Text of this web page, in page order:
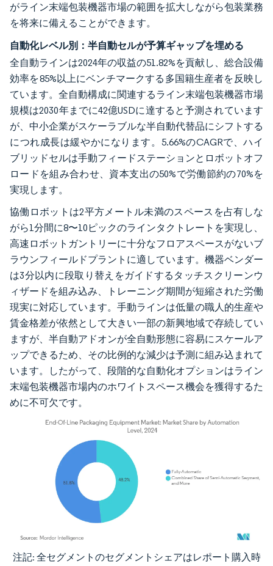
がライン末端包装機器市場の範囲を拡大しながら包装業務
を将来に備えることができます。
自動化レベル別：半自動セルが予算ギャップを埋める
全自動ラインは2024年の収益の51.82%を貢献し、総合設備
効率を85%以上にベンチマークする多国籍生産者を反映し
ています。全自動構成に関連するライン末端包装機器市場
規模は2030年までに42億USDに達すると予測されています
が、中小企業がスケーラブルな半自動代替品にシフトする
につれ成長は緩やかになります。5.66%のCAGRで、ハイ
ブリッドセルは手動フィードステーションとロボットオフ
ロードを組み合わせ、資本支出の50%で労働節約の70%を
実現します。
協働ロボットは2平方メートル未満のスペースを占有しな
がら1分間に8〜10ピックのラインタクトレートを実現し、
高速ロボットガントリーに十分なフロアスペースがないブ
ラウンフィールドプラントに適しています。機器ベンダー
は3分以内に段取り替えをガイドするタッチスクリーンウ
ィザードを組み込み、トレーニング期間が短縮された労働
現実に対応しています。手動ラインは低量の職人的生産や
賃金格差が依然として大きい一部の新興地域で存続してい
ますが、半自動アドオンが全自動形態に容易にスケールア
ップできるため、その比例的な減少は予測に組み込まれて
います。したがって、段階的な自動化オプションはライン
末端包装機器市場内のホワイトスペース機会を獲得するた
めに不可欠です。
画像 © Mordor Intelligence。再利用にはCC BY 4.0の表示が必要です。
注記: 全セグメントのセグメントシェアはレポート購入時